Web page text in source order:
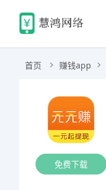
首页 赚钱app
免费下载